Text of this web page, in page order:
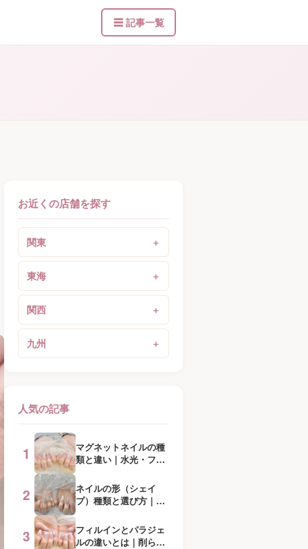
☰ 記事一覧
お近くの店舗を探す
関東
東海
関西
九州
人気の記事
1
マグネットネイルの種
類と違い｜水光・フラ
2
ネイルの形（シェイ
プ）種類と選び方｜
3
フィルインとパラジェ
ルの違いとは｜削らな